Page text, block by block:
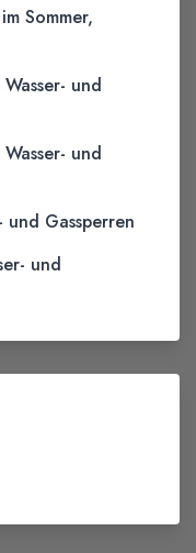
Sommer,
und
und
und Gassperren
und